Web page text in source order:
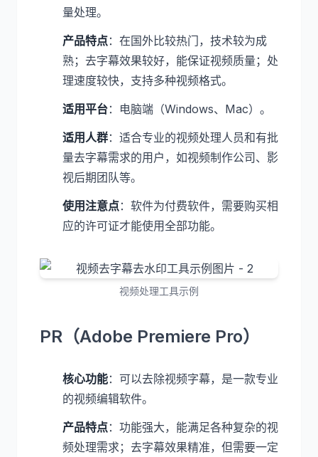
量处理。
产品特点：在国外比较热门，技术较为成
熟；去字幕效果较好，能保证视频质量；处
理速度较快，支持多种视频格式。
适用平台：电脑端（Windows、Mac）。
适用人群：适合专业的视频处理人员和有批
量去字幕需求的用户，如视频制作公司、影
视后期团队等。
使用注意点：软件为付费软件，需要购买相
应的许可证才能使用全部功能。
视频处理工具示例
PR（Adobe Premiere Pro）
核心功能：可以去除视频字幕，是一款专业
的视频编辑软件。
产品特点：功能强大，能满足各种复杂的视
频处理需求；去字幕效果精准，但需要一定